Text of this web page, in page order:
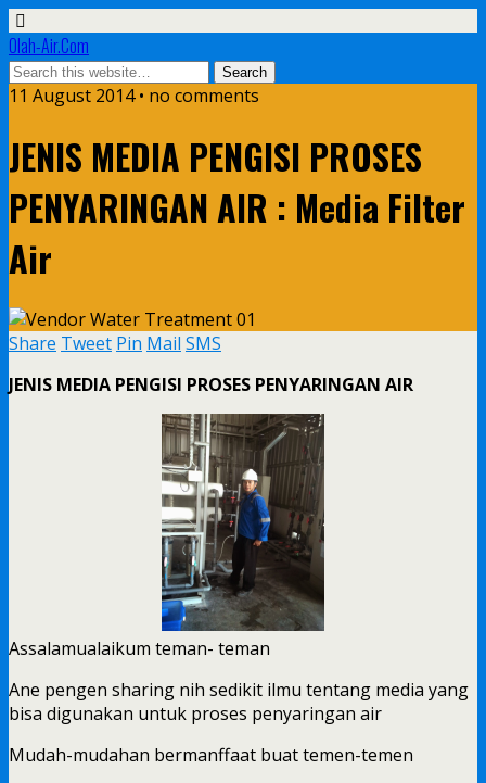
Olah-Air.Com
11 August 2014 • no comments
JENIS MEDIA PENGISI PROSES
PENYARINGAN AIR : Media Filter
Air
Share Tweet Pin Mail SMS
JENIS MEDIA PENGISI PROSES PENYARINGAN AIR
Assalamualaikum teman- teman
Ane pengen sharing nih sedikit ilmu tentang media yang
bisa digunakan untuk proses penyaringan air
Mudah-mudahan bermanffaat buat temen-temen